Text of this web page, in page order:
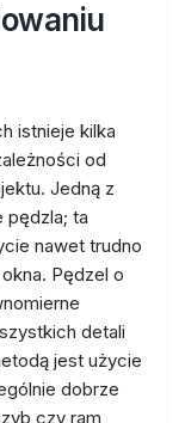
istnieje kilka
od
Jedną z
pędzla; ta
nawet trudno
Pędzel o
detali
jest użycie
dobrze
czy ram